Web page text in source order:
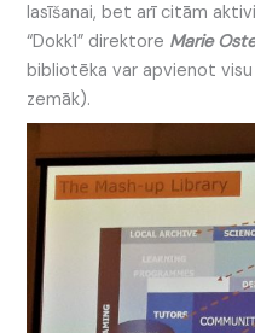
lasīšanai, bet arī citām
“Dokk1” direktore Marie
bibliotēka var apvienot
zemāk).